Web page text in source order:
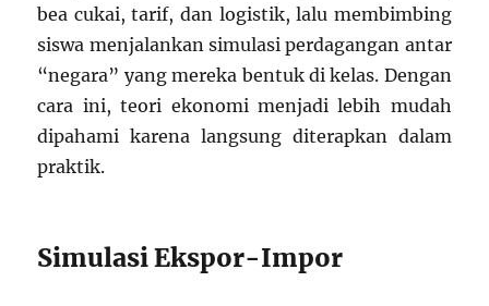
bea cukai, tarif, dan logistik, lalu membimbing
siswa menjalankan simulasi perdagangan antar
“negara” yang mereka bentuk di kelas. Dengan
cara ini, teori ekonomi menjadi lebih mudah
dipahami karena langsung diterapkan dalam
praktik.
Simulasi Ekspor-Impor